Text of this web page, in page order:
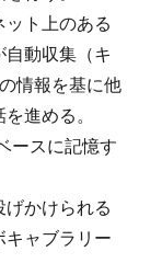
ット上のある
自動収集（キ
情報を基に他
進める。
ースに記憶す
げかけられる
キャブラリー